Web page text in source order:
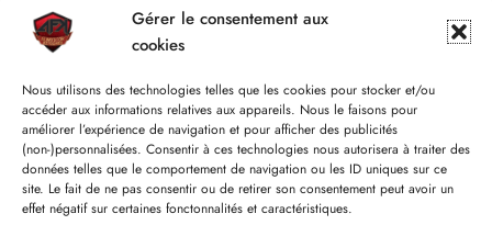
Gérer le consentement aux
cookies
Nous utilisons des technologies telles que les cookies pour stocker et/ou
accéder aux informations relatives aux appareils. Nous le faisons pour
améliorer l’expérience de navigation et pour afficher des publicités
(non-)personnalisées. Consentir à ces technologies nous autorisera à traiter des
données telles que le comportement de navigation ou les ID uniques sur ce
site. Le fait de ne pas consentir ou de retirer son consentement peut avoir un
effet négatif sur certaines fonctonnalités et caractéristiques.